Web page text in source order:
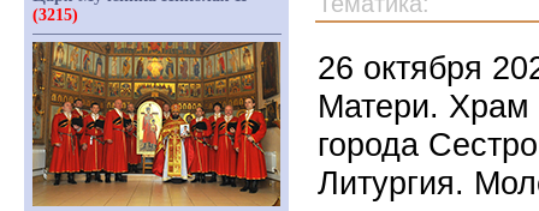
26 октября
Матери. Храм
города
Литургия.
(3215)